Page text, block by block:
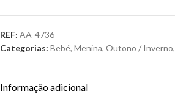
REF: AA-4736
Categorias: Bebé, Menina, Outono / Inverno,
Informação adicional